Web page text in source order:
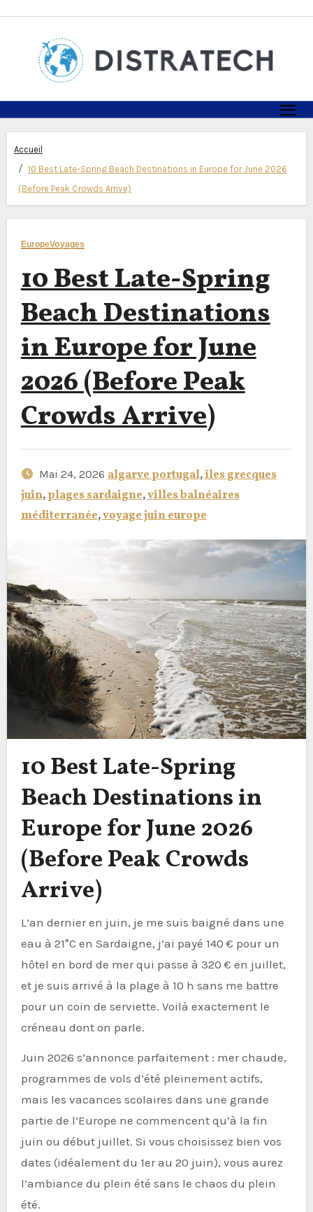
Accueil
10 Best Late-Spring Beach Destinations in Europe for June 2026
(Before Peak Crowds Arrive)
EuropeVoyages
10 Best Late-Spring
Beach Destinations
in Europe for June
2026 (Before Peak
Crowds Arrive)
Mai 24, 2026 algarve portugal,îles grecques
juin,plages sardaigne,villes balnéaires
méditerranée,voyage juin europe
10 Best Late-Spring
Beach Destinations in
Europe for June 2026
(Before Peak Crowds
Arrive)
L’an dernier en juin, je me suis baigné dans une
eau à 21°C en Sardaigne, j’ai payé 140 € pour un
hôtel en bord de mer qui passe à 320 € en juillet,
et je suis arrivé à la plage à 10 h sans me battre
pour un coin de serviette. Voilà exactement le
créneau dont on parle.
Juin 2026 s’annonce parfaitement : mer chaude,
programmes de vols d’été pleinement actifs,
mais les vacances scolaires dans une grande
partie de l’Europe ne commencent qu’à la fin
juin ou début juillet. Si vous choisissez bien vos
dates (idéalement du 1er au 20 juin), vous aurez
l’ambiance du plein été sans le chaos du plein
été.